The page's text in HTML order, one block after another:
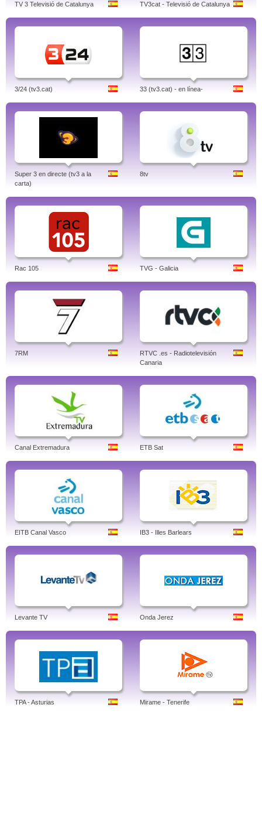
TV 3 Televisió de Catalunya TV3cat - Televisió de Catalunya
3/24 (tv3.cat) 33 (tv3.cat) - en línea-
Super 3 en directe (tv3 a la
carta)
8tv
Rac 105 TVG - Galicia
7RM
RTVC .es - Radiotelevisión
Canaria
Canal Extremadura ETB Sat
EITB Canal Vasco IB3 - Illes Barlears
Levante TV Onda Jerez
TPA - Asturias Mirame - Tenerife